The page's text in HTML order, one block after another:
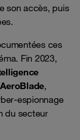
son accès, puis
ces
Fin 2023,
AeroBlade,
espionnage
du secteur